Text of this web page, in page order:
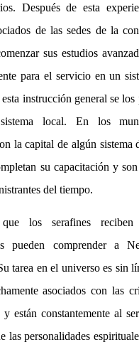
Después de esta
de las sedes de la
sus estudios
para el servicio en un
esta instrucción general se
local. En los
la capital de algún sistema
su capacitación y
del tiempo.
los serafines
pueden comprender a
tarea en el universo es sin
asociados con las
están constantemente al
las personalidades